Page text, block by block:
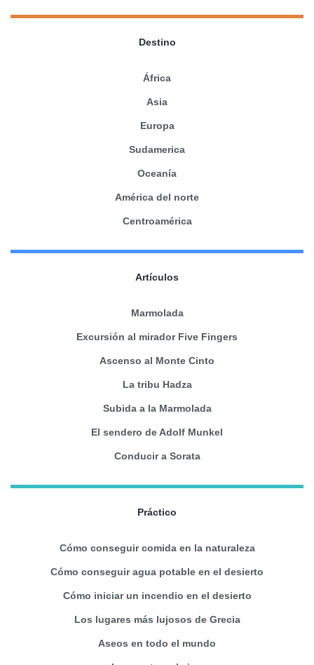
Destino
África
Asia
Europa
Sudamerica
Oceanía
América del norte
Centroamérica
Artículos
Marmolada
Excursión al mirador Five Fingers
Ascenso al Monte Cinto
La tribu Hadza
Subida a la Marmolada
El sendero de Adolf Munkel
Conducir a Sorata
Práctico
Cómo conseguir comida en la naturaleza
Cómo conseguir agua potable en el desierto
Cómo iniciar un incendio en el desierto
Los lugares más lujosos de Grecia
Aseos en todo el mundo